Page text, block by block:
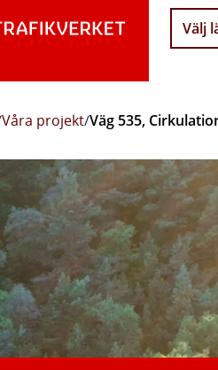
Välj
Våra projekt/Väg 535,